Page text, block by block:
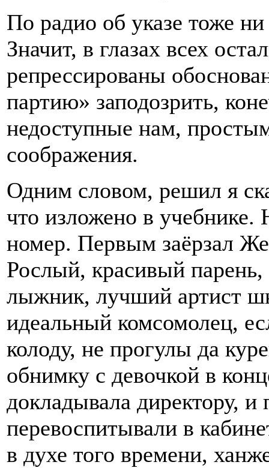
По радио об указе тоже ни
Значит, в глазах всех
репрессированы
партию» заподозрить,
недоступные нам,
соображения.
Одним словом, решил я
что изложено в
номер. Первым заёрзал
Рослый, красивый парень,
лыжник, лучший артист
идеальный комсомолец,
колоду, не прогулы да
обнимку с девочкой в
докладывала директору, и
перевоспитывали в
в духе того времени,